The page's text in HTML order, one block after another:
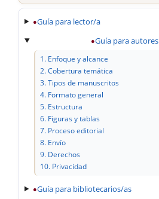
●Guía para lector/a
●Guía para autores
1. Enfoque y alcance
2. Cobertura temática
3. Tipos de manuscritos
4. Formato general
5. Estructura
6. Figuras y tablas
7. Proceso editorial
8. Envío
9. Derechos
10. Privacidad
●Guía para bibliotecarios/as